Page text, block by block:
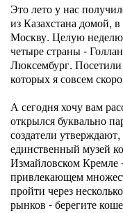
Это лето у нас
из Казахстана домой,
Москву. Целую неделю
четыре страны -
Люксембург.
которых я совсем
А сегодня хочу вам
открылся буквально
создатели
единственный музей
Измайловском Кремле
привлекающем
пройти через
рынков - берегите